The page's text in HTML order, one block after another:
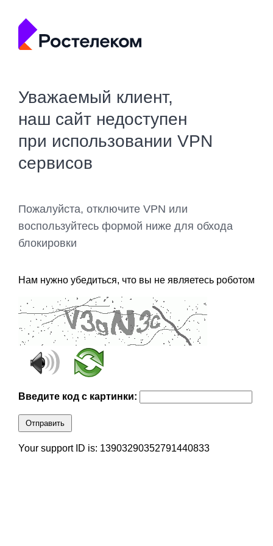
Уважаемый клиент,
наш сайт недоступен
при использовании VPN
сервисов
Пожалуйста, отключите VPN или
воспользуйтесь формой ниже для обхода
блокировки
Нам нужно убедиться, что вы не являетесь роботом
Введите код с картинки:
Отправить
Your support ID is: 13903290352791440833